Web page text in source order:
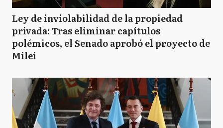
Ley de inviolabilidad de la propiedad
privada: Tras eliminar capítulos
polémicos, el Senado aprobó el proyecto de
Milei